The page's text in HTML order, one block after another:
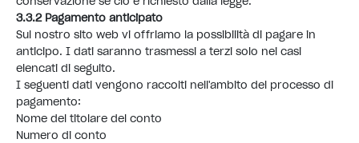
3.3.2 Pagamento anticipato
Sul nostro sito web vi offriamo la possibilità di pagare in
anticipo. I dati saranno trasmessi a terzi solo nei casi
elencati di seguito.
I seguenti dati vengono raccolti nell'ambito del processo di
pagamento:
Nome del titolare del conto
Numero di conto